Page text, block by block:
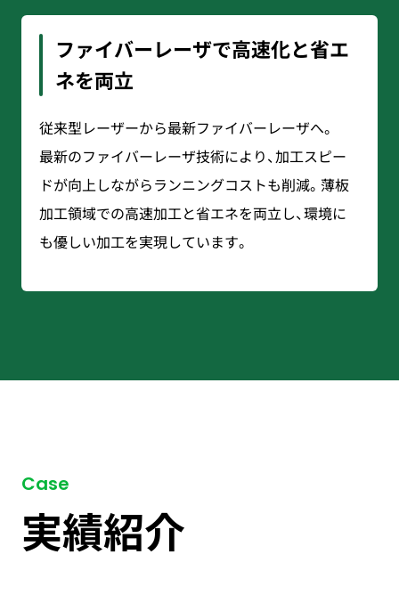
ファイバーレーザで高速化と省エ
ネを両立
従来型レーザーから最新ファイバーレーザへ。
最新のファイバーレーザ技術により、加工スピー
ドが向上しながらランニングコストも削減。薄板
加工領域での高速加工と省エネを両立し、環境に
も優しい加工を実現しています。
Case
実績紹介